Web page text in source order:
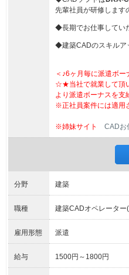
先輩社員が研修します
◆長期でお仕事してい
◆建築CADのスキルア
＜♪6ヶ月毎に派遣ボー
☆★当社で就業して頂
より派遣ボーナスを
※正社員案件には適用
※姉妹サイト CADお
分野 建築
職種 建築CADオペレータ
雇用形態 派遣
給与 1500円～1800円